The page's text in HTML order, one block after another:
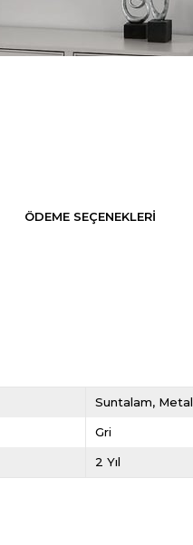
ÖDEME SEÇENEKLERI
Suntalam Metal
Gri
2 Yıl